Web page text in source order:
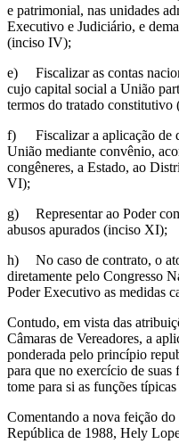
e patrimonial, nas unidades
Executivo e Judiciário, e
(inciso IV);
e)
Fiscalizar as contas
cujo capital social a União
termos do tratado constitutivo
f)
Fiscalizar a aplicação de
União mediante convênio,
congêneres, a Estado, ao
VI);
g)
Representar ao Poder
abusos apurados (inciso XI);
h)
No caso de contrato, o
diretamente pelo Congresso
Poder Executivo as medidas
Contudo, em vista das
Câmaras de Vereadores, a
ponderada pelo princípio
para que no exercício de
tome para si as funções
Comentando a nova feição
República de 1988, Hely